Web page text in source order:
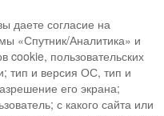
даете согласие на
«Спутник/Аналитика» и
cookie, пользовательских
тип и версия ОС, тип и
его экрана;
с какого сайта или